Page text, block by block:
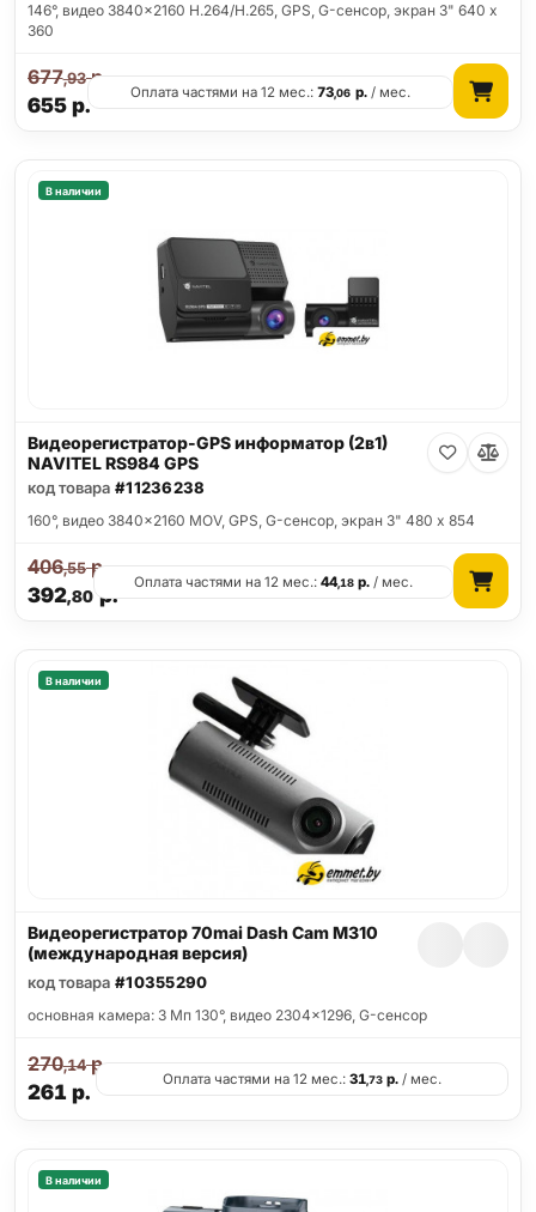
146°, видео 3840x2160 H.264/H.265, GPS, G-сенсор, экран 3" 640 x
360
655р.
677,93р.
Оплата частями на 12 мес.:73,06 р./ мес.
В наличии
Видеорегистратор-GPS информатор (2в1)
NAVITEL RS984 GPS
код товара #11236238
160°, видео 3840x2160 MOV, GPS, G-сенсор, экран 3" 480 x 854
392,80р.
406,55р.
Оплата частями на 12 мес.:44,18 р. / мес.
В наличии
Видеорегистратор 70mai Dash Cam M310
(международная версия)
код товара #10355290
основная камера: 3 Мп 130°, видео 2304x1296, G-сенсор
261 р.
270,14р.
Оплата частями на 12 мес.: 31,73р./ мес.
В наличии